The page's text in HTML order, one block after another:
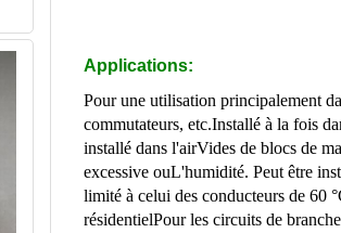
Applications:
Pour une utilisation principalement
commutateurs, etc.Installé à la fois
installé dans l'airVides de blocs de
excessive ouL'humidité. Peut être
limité à celui des conducteurs de 60
résidentielPour les circuits de